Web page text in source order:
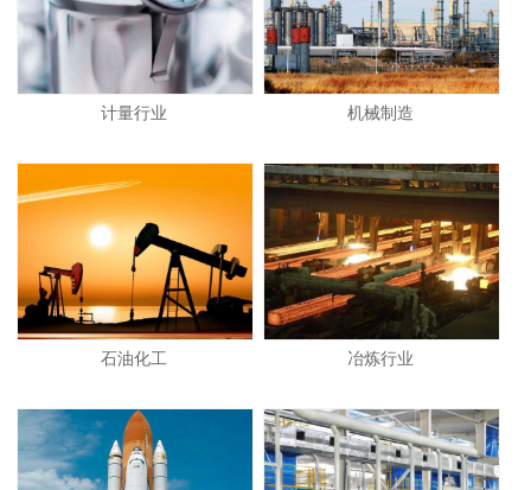
计量行业 机械制造
石油化工 冶炼行业